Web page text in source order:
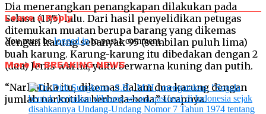
Dia menerangkan penangkapan dilakukan pada
Selasa (13/5) lalu. Dari hasil penyelidikan petugas
ditemukan muatan berupa barang yang dikemas
dengan karung sebanyak 95 (sembilan puluh lima)
buah karung. Karung-karung itu dibedakan dengan 2
(dua) Jenis warna, yaitu berwarna kuning dan putih.
“Narkotika itu, dikemas dalam dua karung dengan
jumlah narkotika berbeda-beda,” Ucapnya.
Leave a Reply
You must belogged into post a comment.
More in BREAKING NEWS